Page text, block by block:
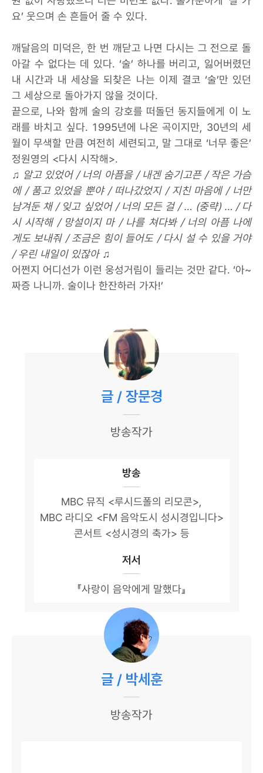
요’ 웃으며 손 흔들어 줄 수 있다.
깨달음의 미덕은, 한 번 깨닫고 나면 다시는 그 전으로 돌
아갈 수 없다는 데 있다. ‘술’ 하나를 버리고, 잃어버렸던
내 시간과 내 세상을 되찾은 나는 이제 결코 ‘술’만 있던
그 세상으로 돌아가지 않을 것이다.
끝으로, 나와 함께 술의 강호를 떠돌던 동지들에게 이 노
래를 바치고 싶다. 1995년에 나온 곡이지만, 30년의 세
월이 무색할 만큼 여전히 세련되고, 말 그대로 ‘너무 좋은’
정원영의 <다시 시작해>.
♫ 알고 있었어 / 너의 아픔을 / 내겐 숨기고픈 / 작은 가슴
에 / 품고 있었을 뿐야 / 떠나갔었지 / 지친 마음에 / 너만
남겨둔 채 / 잊고 싶었어 / 너의 모든 걸 / … (중략) … / 다
시 시작해 / 망설이지 마 / 나를 쳐다봐 / 너의 아픔 나에
게도 보내줘 / 조금은 힘이 들어도 / 다시 설 수 있을 거야
/ 우린 내일이 있잖아 ♫
어쩐지 어디선가 이런 웅성거림이 들리는 것만 같다. ‘아~
짜증 나니까. 술이나 한잔하러 가자!’
글 / 장문경
방송작가
방송
MBC 뮤직 <루시드폴의 리모콘>,
MBC 라디오 <FM 음악도시 성시경입니다>
콘서트 <성시경의 축가> 등
저서
『사랑이 음악에게 말했다』
글 / 박세훈
방송작가